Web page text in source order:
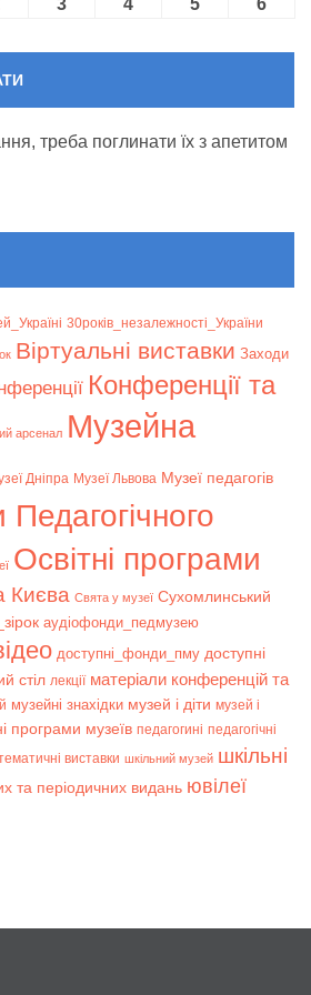
02.09.2026
3 03.09.2026
4 04.09.2026
5 05.09.2026
6
треба поглинати їх з апетитом
30років_незалежності_України
Віртуальні виставки Заходи
Конференції та
арсенал Музейна
Дніпра Музеї Львова Музеї педагогів
Освітні програми
Києва Свята у музеї Сухомлинський
аудіофонди_педмузею
доступні_фонди_пму доступні
стіл лекції матеріали конференцій та
музейні знахідки музей і діти музей і
програми музеїв педагогині педагогічні
виставки шкільний музей шкільні
та періодичних видань ювілеї